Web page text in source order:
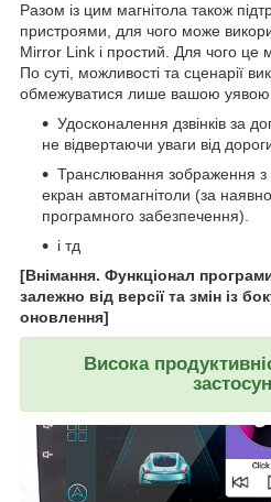
Разом із цим магнітола також
пристроями, для чого може
Mirror Link і простий. Для чого це
По суті, можливості та сценарії
обмежуватися лише вашою
Удосконалення дзвінків за
не відвертаючи уваги від
Транслювання зображення
екран автомагнітоли (за
програмного забезпечення).
і тд
[Внімання. Функціонал
залежно від версії та змін із
оновлення]
Висока